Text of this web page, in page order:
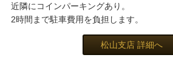
近隣にコインパーキングあり。
2時間まで駐車費用を負担します。
松山支店 詳細へ